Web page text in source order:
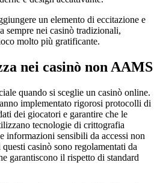
un elemento di eccitazione e
sempre nei casinò tradizionali,
molto più gratificante.
nei casinò non AAMS
quando si sceglie un casinò online.
implementato rigorosi protocolli di
dei giocatori e garantire che le
tecnologie di crittografia
informazioni sensibili da accessi non
casinò sono regolamentati da
garantiscono il rispetto di standard